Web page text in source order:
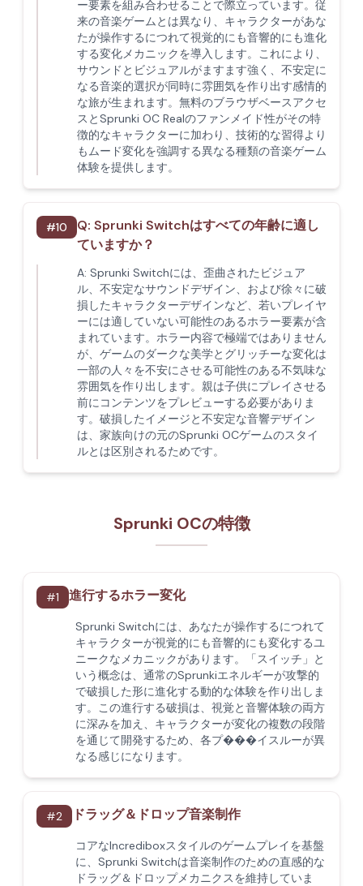
ー要素を組み合わせることで際立っています。従
来の音楽ゲームとは異なり、キャラクターがあな
たが操作するにつれて視覚的にも音響的にも進化
する変化メカニックを導入します。これにより、
サウンドとビジュアルがますます強く、不安定に
なる音楽的選択が同時に雰囲気を作り出す感情的
な旅が生まれます。無料のブラウザベースアクセ
スとSprunki OC Realのファンメイド性がその特
徴的なキャラクターに加わり、技術的な習得より
もムード変化を強調する異なる種類の音楽ゲーム
体験を提供します。
#10 Q: Sprunki Switchはすべての年齢に適し
ていますか？
A: Sprunki Switchには、歪曲されたビジュア
ル、不安定なサウンドデザイン、および徐々に破
損したキャラクターデザインなど、若いプレイヤ
ーには適していない可能性のあるホラー要素が含
まれています。ホラー内容で極端ではありません
が、ゲームのダークな美学とグリッチーな変化は
一部の人々を不安にさせる可能性のある不気味な
雰囲気を作り出します。親は子供にプレイさせる
前にコンテンツをプレビューする必要がありま
す。破損したイメージと不安定な音響デザイン
は、家族向けの元のSprunki OCゲームのスタイ
ルとは区別されるためです。
Sprunki OCの特徴
#1 進行するホラー変化
Sprunki Switchには、あなたが操作するにつれて
キャラクターが視覚的にも音響的にも変化するユ
ニークなメカニックがあります。「スイッチ」と
いう概念は、通常のSprunkiエネルギーが攻撃的
で破損した形に進化する動的な体験を作り出しま
す。この進行する破損は、視覚と音響体験の両方
に深みを加え、キャラクターが変化の複数の段階
を通じて開発するため、各プ���イスルーが異
なる感じになります。
#2 ドラッグ＆ドロップ音楽制作
コアなIncrediboxスタイルのゲームプレイを基盤
に、Sprunki Switchは音楽制作のための直感的な
ドラッグ＆ドロップメカニクスを維持していま